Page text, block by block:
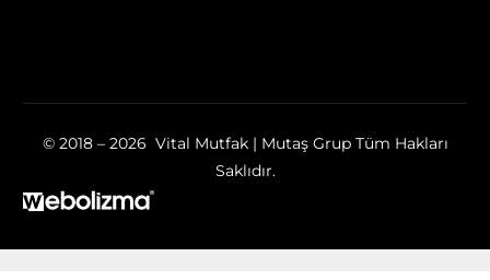
© 2018 – 2026 Vital Mutfak | Mutaş Grup Tüm Hakları
Saklıdır.